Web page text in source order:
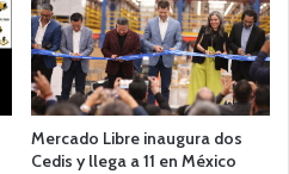
Mercado Libre inaugura dos
Cedis y llega a 11 en México